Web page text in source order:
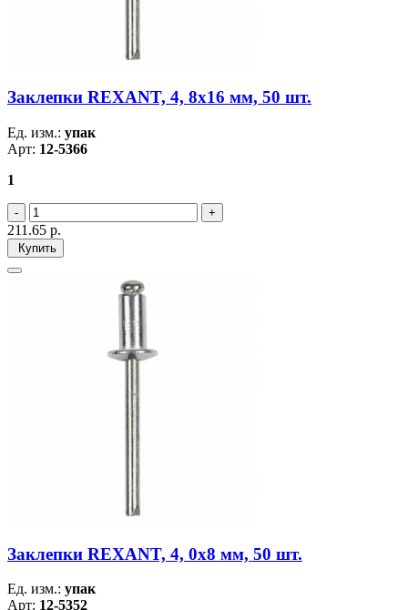
Заклепки REXANT, 4, 8x16 мм, 50 шт.
Ед. изм.: упак
Арт: 12-5366
1
211.65 р.
Купить
Заклепки REXANT, 4, 0x8 мм, 50 шт.
Ед. изм.: упак
Арт: 12-5352